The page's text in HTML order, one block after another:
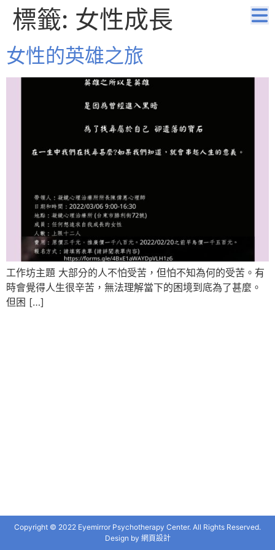
標籤: 女性成長
女性的英雄之旅
工作坊主題 大部分的人不怕受苦，但怕不知為何的受苦。有
時會覺得人生很辛苦，無法理解當下的困境到底為了甚麼。
但困 […]
Copyright © 2022 Eyemirror Psychotherapy Center. All Rights Reserved.
Design by 網頁設計